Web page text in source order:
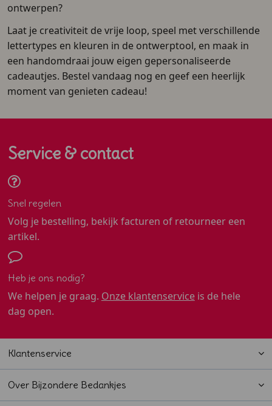
ontwerpen?
Laat je creativiteit de vrije loop, speel met verschillende
lettertypes en kleuren in de ontwerptool, en maak in
een handomdraai jouw eigen gepersonaliseerde
cadeautjes. Bestel vandaag nog en geef een heerlijk
moment van genieten cadeau!
Service & contact
Snel regelen
Volg je bestelling, bekijk facturen of retourneer een
artikel.
Heb je ons nodig?
We helpen je graag. Onze klantenserviceis de hele
dag open.
Klantenservice
Over Bijzondere Bedankjes